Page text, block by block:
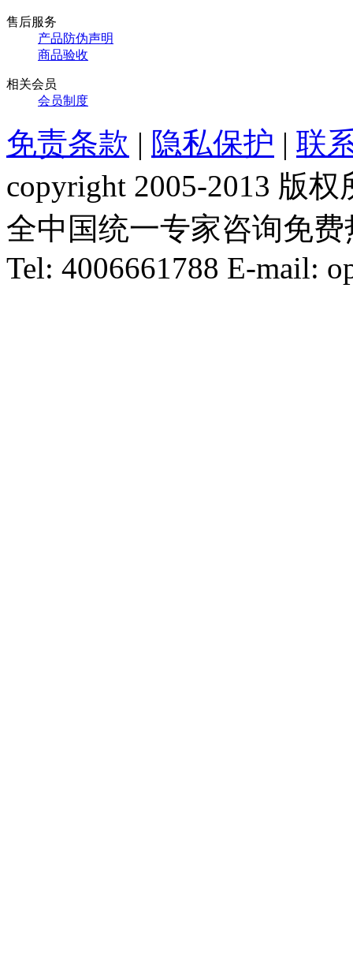
售后服务
产品防伪声明
商品验收
相关会员
会员制度
免责条款 | 隐私保护 | 联
copyright 2005-2013 版
全中国统一专家咨询免费
Tel: 4006661788 E-mail: